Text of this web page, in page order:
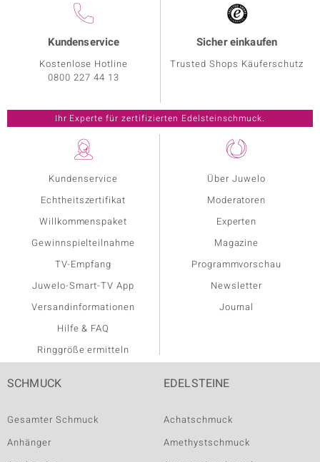
Kundenservice
Kostenlose Hotline
0800 227 44 13
Sicher einkaufen
Trusted Shops Käuferschutz
Kundenservice
Echtheitszertifikat
Willkommenspaket
Gewinnspielteilnahme
TV-Empfang
Juwelo-Smart-TV App
Versandinformationen
Hilfe & FAQ
Ringgröße ermitteln
Über Juwelo
Moderatoren
Experten
Magazine
Programmvorschau
Newsletter
Journal
SCHMUCK
Gesamter Schmuck
Anhänger
EDELSTEINE
Achatschmuck
Amethystschmuck